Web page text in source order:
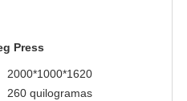
Press
2000*1000*1620
260 quilogramas